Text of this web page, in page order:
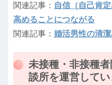
関連記事： 自信（自己肯
高めることにつながる
関連記事： 婚活男性の清
未接種・非接種
談所を運営して